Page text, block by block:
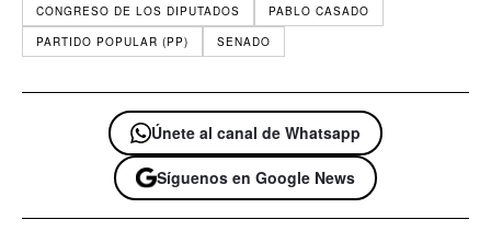
CONGRESO DE LOS DIPUTADOS
PABLO CASADO
PARTIDO POPULAR (PP)
SENADO
Únete al canal de Whatsapp
Síguenos en Google News